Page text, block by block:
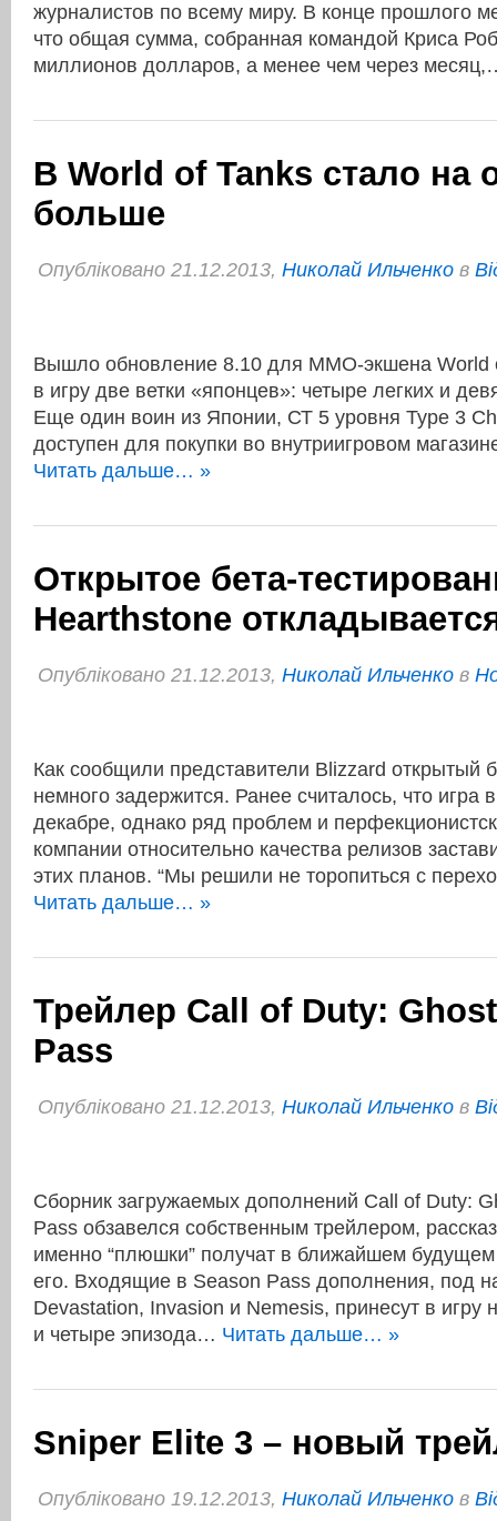
журналистов по всему миру. В конце прошлого
что общая сумма, собранная командой Криса
миллионов долларов, а менее чем через
В World of Tanks стало на
больше
Опубліковано 21.12.2013, Николай Ильченко в
Вышло обновление 8.10 для ММО-экшена World
в игру две ветки «японцев»: четыре легких и
Еще один воин из Японии, СТ 5 уровня Type 3
доступен для покупки во внутриигровом
Читать дальше… »
Открытое бета-
Hearthstone
Опубліковано 21.12.2013, Николай Ильченко в
Как сообщили представители Blizzard открытый
немного задержится. Ранее считалось, что игра
декабре, однако ряд проблем и
компании относительно качества релизов
этих планов. “Мы решили не торопиться с
Читать дальше… »
Трейлер Call of Duty:
Pass
Опубліковано 21.12.2013, Николай Ильченко в
Сборник загружаемых дополнений Call of Duty:
Pass обзавелся собственным трейлером,
именно “плюшки” получат в ближайшем будущем
его. Входящие в Season Pass дополнения, под
Devastation, Invasion и Nemesis, принесут в игру
и четыре эпизода… Читать дальше… »
Sniper Elite 3 – новый
Опубліковано 19.12.2013, Николай Ильченко в